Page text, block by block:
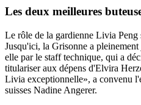
Les deux meilleures
Le rôle de la gardienne Livia Peng
Jusqu'ici, la Grisonne a
elle par le staff technique, qui a
titulariser aux dépens d'Elvira
Livia exceptionnelle», a convenu
suisses Nadine Angerer.